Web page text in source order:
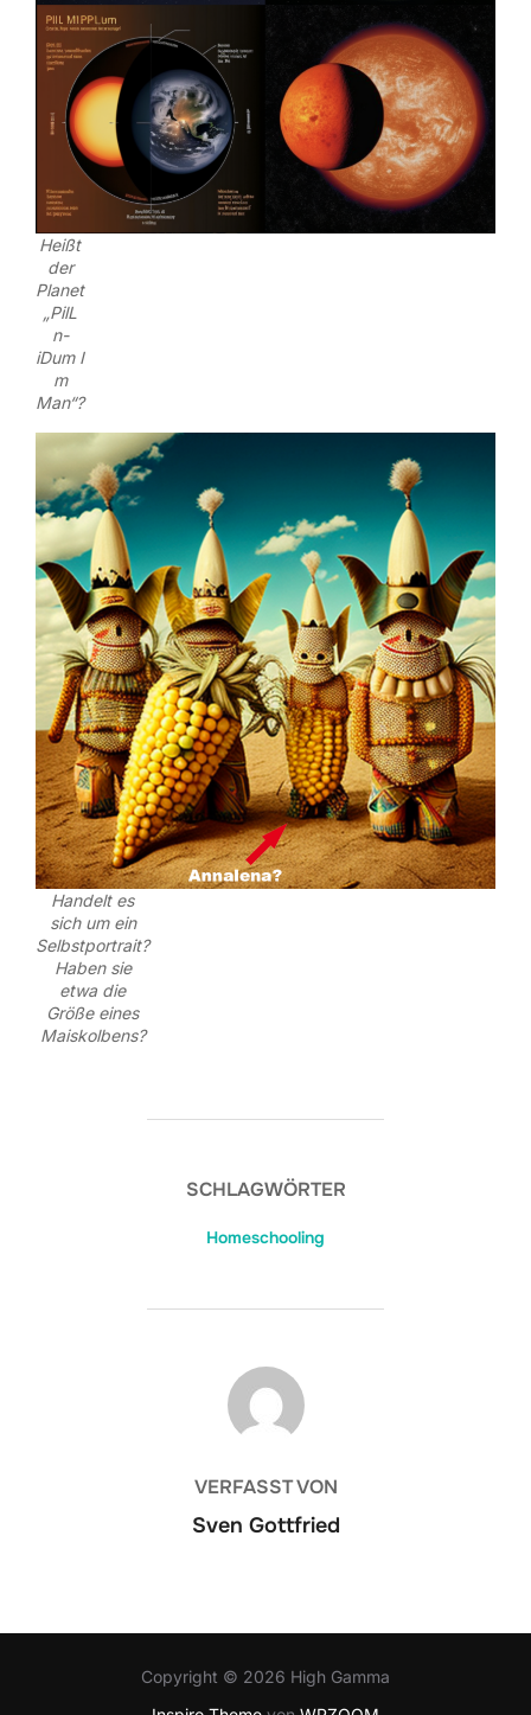
Heißt
der
Planet
„PilL
n-
iDum I
m
Man“?
Handelt es
sich um ein
Selbstportrait?
Haben sie
etwa die
Größe eines
Maiskolbens?
SCHLAGWÖRTER
Homeschooling
BEITRAGSAUTOR
VERFASST VON
Sven Gottfried
Copyright © 2026 High Gamma